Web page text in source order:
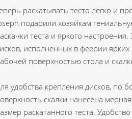
раскатывать тесто легко и
подарили хозяйкам
теста и яркого
исполненных в феерии
поверхностью стола и
удобства крепления дисков, по
скалки нанесена
раскатанного теста.